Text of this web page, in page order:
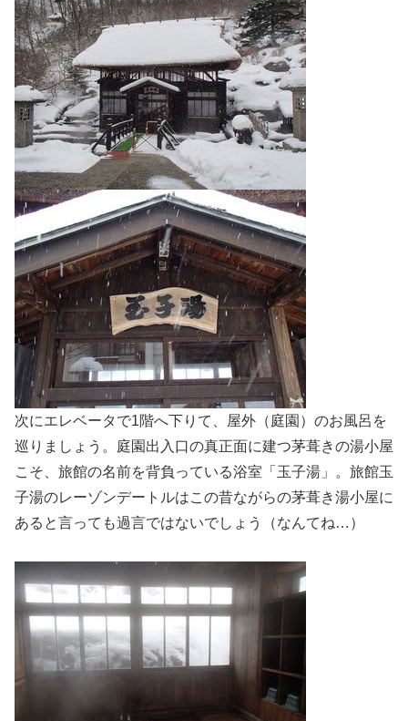
次にエレベータで1階へ下りて、屋外（庭園）のお風呂を
巡りましょう。庭園出入口の真正面に建つ茅葺きの湯小屋
こそ、旅館の名前を背負っている浴室「玉子湯」。旅館玉
子湯のレーゾンデートルはこの昔ながらの茅葺き湯小屋に
あると言っても過言ではないでしょう（なんてね…）